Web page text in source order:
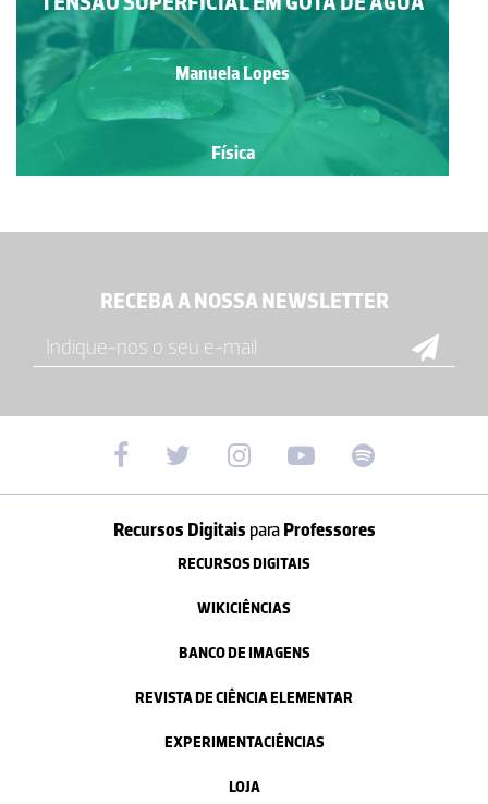
Manuela Lopes
Física
RECEBA A NOSSA NEWSLETTER
Recursos Digitais paraProfessores
RECURSOS DIGITAIS
WIKICIÊNCIAS
BANCO DE IMAGENS
REVISTA DE CIÊNCIA ELEMENTAR
EXPERIMENTACIÊNCIAS
LOJA